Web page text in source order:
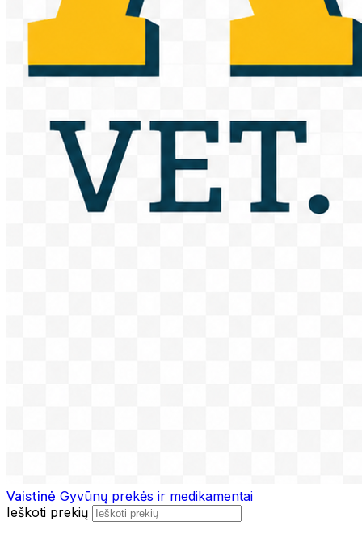
Vaistinė Gyvūnų prekės ir medikamentai
Ieškoti prekių